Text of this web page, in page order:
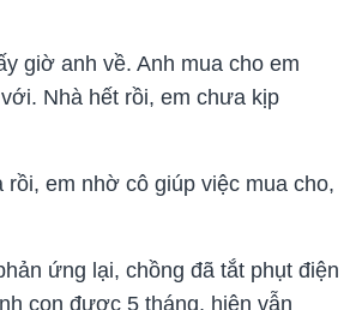
giờ anh về. Anh mua cho em
Nhà hết rồi, em chưa kịp
rồi, em nhờ cô giúp việc mua cho,
ứng lại, chồng đã tắt phụt điện
con được 5 tháng, hiện vẫn